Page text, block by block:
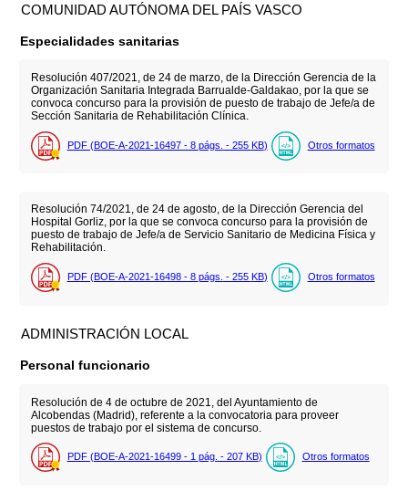
COMUNIDAD AUTÓNOMA DEL PAÍS VASCO
Especialidades sanitarias
Resolución 407/2021, de 24 de marzo, de la Dirección Gerencia de la
Organización Sanitaria Integrada Barrualde-Galdakao, por la que se
convoca concurso para la provisión de puesto de trabajo de Jefe/a de
Sección Sanitaria de Rehabilitación Clínica.
PDF (BOE-A-2021-16497 - 8 págs. - 255 KB) Otros formatos
Resolución 74/2021, de 24 de agosto, de la Dirección Gerencia del
Hospital Gorliz, por la que se convoca concurso para la provisión de
puesto de trabajo de Jefe/a de Servicio Sanitario de Medicina Física y
Rehabilitación.
PDF (BOE-A-2021-16498 - 8 págs. - 255 KB) Otros formatos
ADMINISTRACIÓN LOCAL
Personal funcionario
Resolución de 4 de octubre de 2021, del Ayuntamiento de
Alcobendas (Madrid), referente a la convocatoria para proveer
puestos de trabajo por el sistema de concurso.
PDF (BOE-A-2021-16499 - 1 pág. - 207 KB) Otros formatos